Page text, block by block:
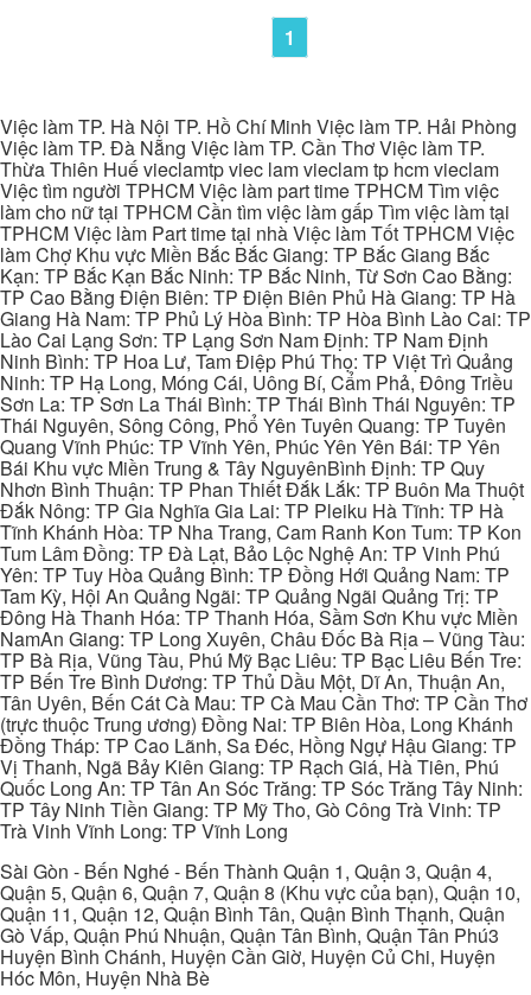
1
Việc làm TP. Hà Nội TP. Hồ Chí Minh Việc làm TP. Hải Phòng
Việc làm TP. Đà Nẵng Việc làm TP. Cần Thơ Việc làm TP.
Thừa Thiên Huế vieclamtp viec lam vieclam tp hcm vieclam
Việc tìm người TPHCM Việc làm part time TPHCM Tìm việc
làm cho nữ tại TPHCM Cần tìm việc làm gấp Tìm việc làm tại
TPHCM Việc làm Part time tại nhà Việc làm Tốt TPHCM Việc
làm Chợ Khu vực Miền Bắc Bắc Giang: TP Bắc Giang Bắc
Kạn: TP Bắc Kạn Bắc Ninh: TP Bắc Ninh, Từ Sơn Cao Bằng:
TP Cao Bằng Điện Biên: TP Điện Biên Phủ Hà Giang: TP Hà
Giang Hà Nam: TP Phủ Lý Hòa Bình: TP Hòa Bình Lào Cai: TP
Lào Cai Lạng Sơn: TP Lạng Sơn Nam Định: TP Nam Định
Ninh Bình: TP Hoa Lư, Tam Điệp Phú Thọ: TP Việt Trì Quảng
Ninh: TP Hạ Long, Móng Cái, Uông Bí, Cẩm Phả, Đông Triều
Sơn La: TP Sơn La Thái Bình: TP Thái Bình Thái Nguyên: TP
Thái Nguyên, Sông Công, Phổ Yên Tuyên Quang: TP Tuyên
Quang Vĩnh Phúc: TP Vĩnh Yên, Phúc Yên Yên Bái: TP Yên
Bái Khu vực Miền Trung & Tây NguyênBình Định: TP Quy
Nhơn Bình Thuận: TP Phan Thiết Đắk Lắk: TP Buôn Ma Thuột
Đắk Nông: TP Gia Nghĩa Gia Lai: TP Pleiku Hà Tĩnh: TP Hà
Tĩnh Khánh Hòa: TP Nha Trang, Cam Ranh Kon Tum: TP Kon
Tum Lâm Đồng: TP Đà Lạt, Bảo Lộc Nghệ An: TP Vinh Phú
Yên: TP Tuy Hòa Quảng Bình: TP Đồng Hới Quảng Nam: TP
Tam Kỳ, Hội An Quảng Ngãi: TP Quảng Ngãi Quảng Trị: TP
Đông Hà Thanh Hóa: TP Thanh Hóa, Sầm Sơn Khu vực Miền
NamAn Giang: TP Long Xuyên, Châu Đốc Bà Rịa – Vũng Tàu:
TP Bà Rịa, Vũng Tàu, Phú Mỹ Bạc Liêu: TP Bạc Liêu Bến Tre:
TP Bến Tre Bình Dương: TP Thủ Dầu Một, Dĩ An, Thuận An,
Tân Uyên, Bến Cát Cà Mau: TP Cà Mau Cần Thơ: TP Cần Thơ
(trực thuộc Trung ương) Đồng Nai: TP Biên Hòa, Long Khánh
Đồng Tháp: TP Cao Lãnh, Sa Đéc, Hồng Ngự Hậu Giang: TP
Vị Thanh, Ngã Bảy Kiên Giang: TP Rạch Giá, Hà Tiên, Phú
Quốc Long An: TP Tân An Sóc Trăng: TP Sóc Trăng Tây Ninh:
TP Tây Ninh Tiền Giang: TP Mỹ Tho, Gò Công Trà Vinh: TP
Trà Vinh Vĩnh Long: TP Vĩnh Long
Sài Gòn - Bến Nghé - Bến Thành Quận 1, Quận 3, Quận 4,
Quận 5, Quận 6, Quận 7, Quận 8 (Khu vực của bạn), Quận 10,
Quận 11, Quận 12, Quận Bình Tân, Quận Bình Thạnh, Quận
Gò Vấp, Quận Phú Nhuận, Quận Tân Bình, Quận Tân Phú3
Huyện Bình Chánh, Huyện Cần Giờ, Huyện Củ Chi, Huyện
Hóc Môn, Huyện Nhà Bè